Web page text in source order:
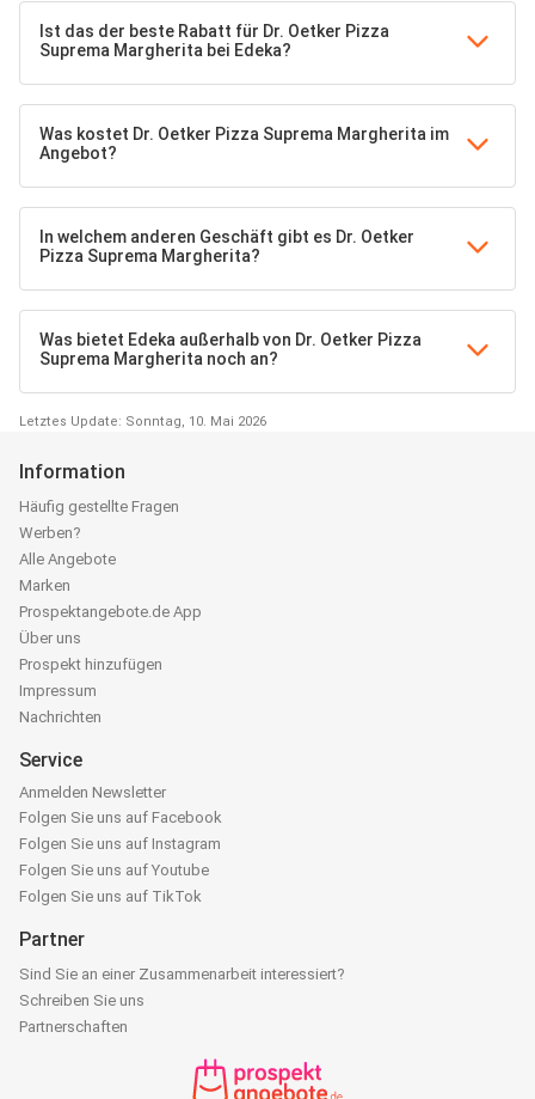
Ist das der beste Rabatt für Dr. Oetker Pizza
Suprema Margherita bei Edeka?
Was kostet Dr. Oetker Pizza Suprema Margherita im
Angebot?
In welchem anderen Geschäft gibt es Dr. Oetker
Pizza Suprema Margherita?
Was bietet Edeka außerhalb von Dr. Oetker Pizza
Suprema Margherita noch an?
Letztes Update: Sonntag, 10. Mai 2026
Information
Häufig gestellte Fragen
Werben?
Alle Angebote
Marken
Prospektangebote.de App
Über uns
Prospekt hinzufügen
Impressum
Nachrichten
Service
Anmelden Newsletter
Folgen Sie uns auf Facebook
Folgen Sie uns auf Instagram
Folgen Sie uns auf Youtube
Folgen Sie uns auf TikTok
Partner
Sind Sie an einer Zusammenarbeit interessiert?
Schreiben Sie uns
Partnerschaften